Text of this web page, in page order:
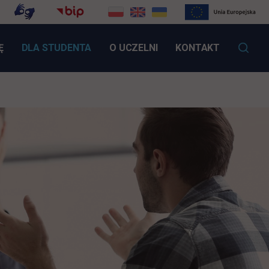
LINK OTWIERA SIĘ W NOWEJ KARCIE
DLA STUDENTA O UCZELNI KONTAKT